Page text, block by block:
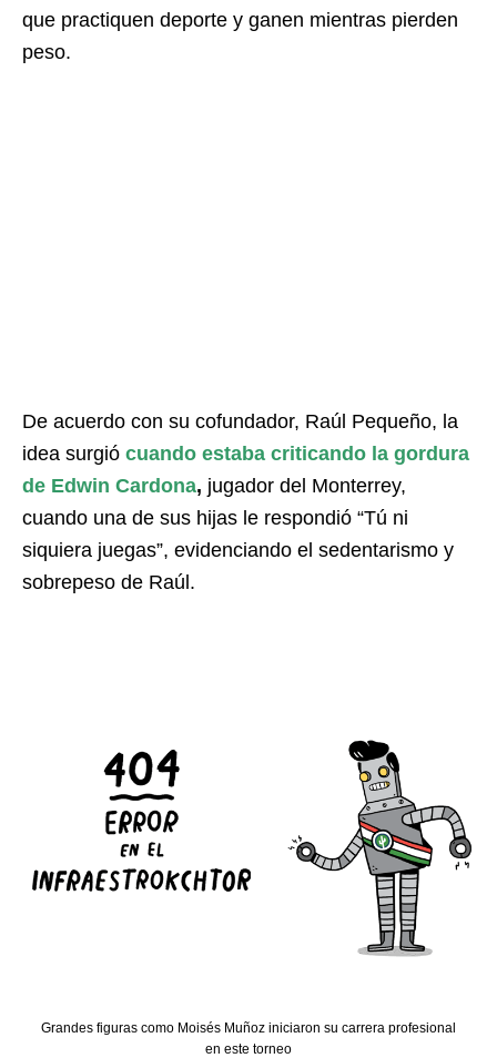
que practiquen deporte y ganen mientras pierden
peso.
De acuerdo con su cofundador, Raúl Pequeño, la
idea surgió cuando estaba criticando la gordura
de Edwin Cardona, jugador del Monterrey,
cuando una de sus hijas le respondió “Tú ni
siquiera juegas”, evidenciando el sedentarismo y
sobrepeso de Raúl.
Grandes figuras como Moisés Muñoz iniciaron su carrera profesional
en este torneo